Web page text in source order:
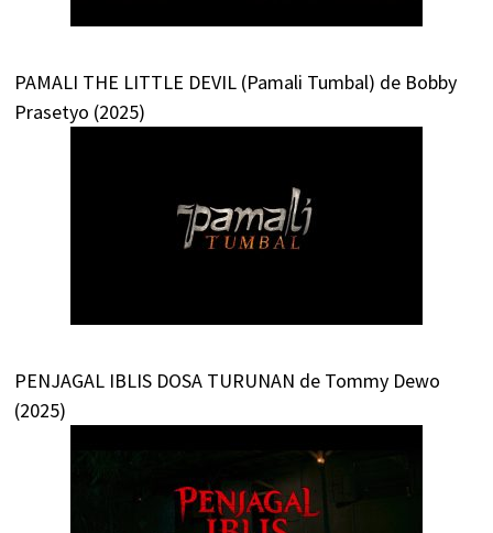
PAMALI THE LITTLE DEVIL (Pamali Tumbal) de Bobby
Prasetyo (2025)
PENJAGAL IBLIS DOSA TURUNAN de Tommy Dewo
(2025)